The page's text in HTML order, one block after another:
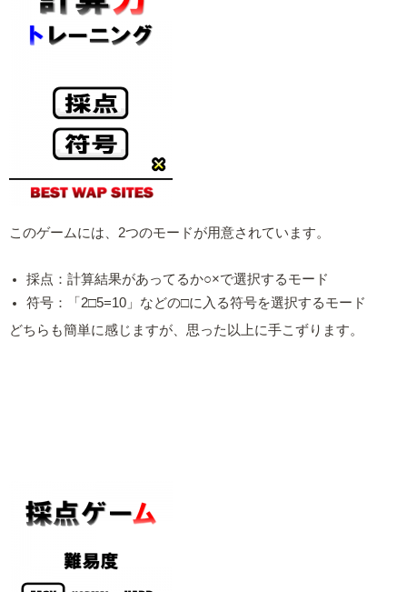
このゲームには、2つのモードが用意されています。
採点：計算結果があってるか○×で選択するモード
符号：「2□5=10」などの□に入る符号を選択するモード
どちらも簡単に感じますが、思った以上に手こずります。